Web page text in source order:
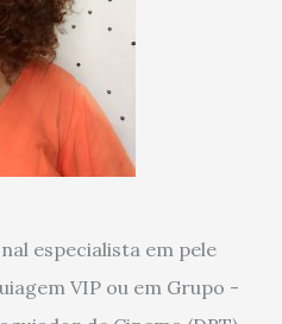
especialista em pele
VIP ou em Grupo -